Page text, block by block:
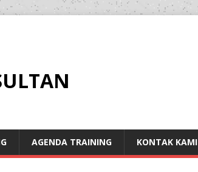
AGENDA TRAINING KONTAK KAMI